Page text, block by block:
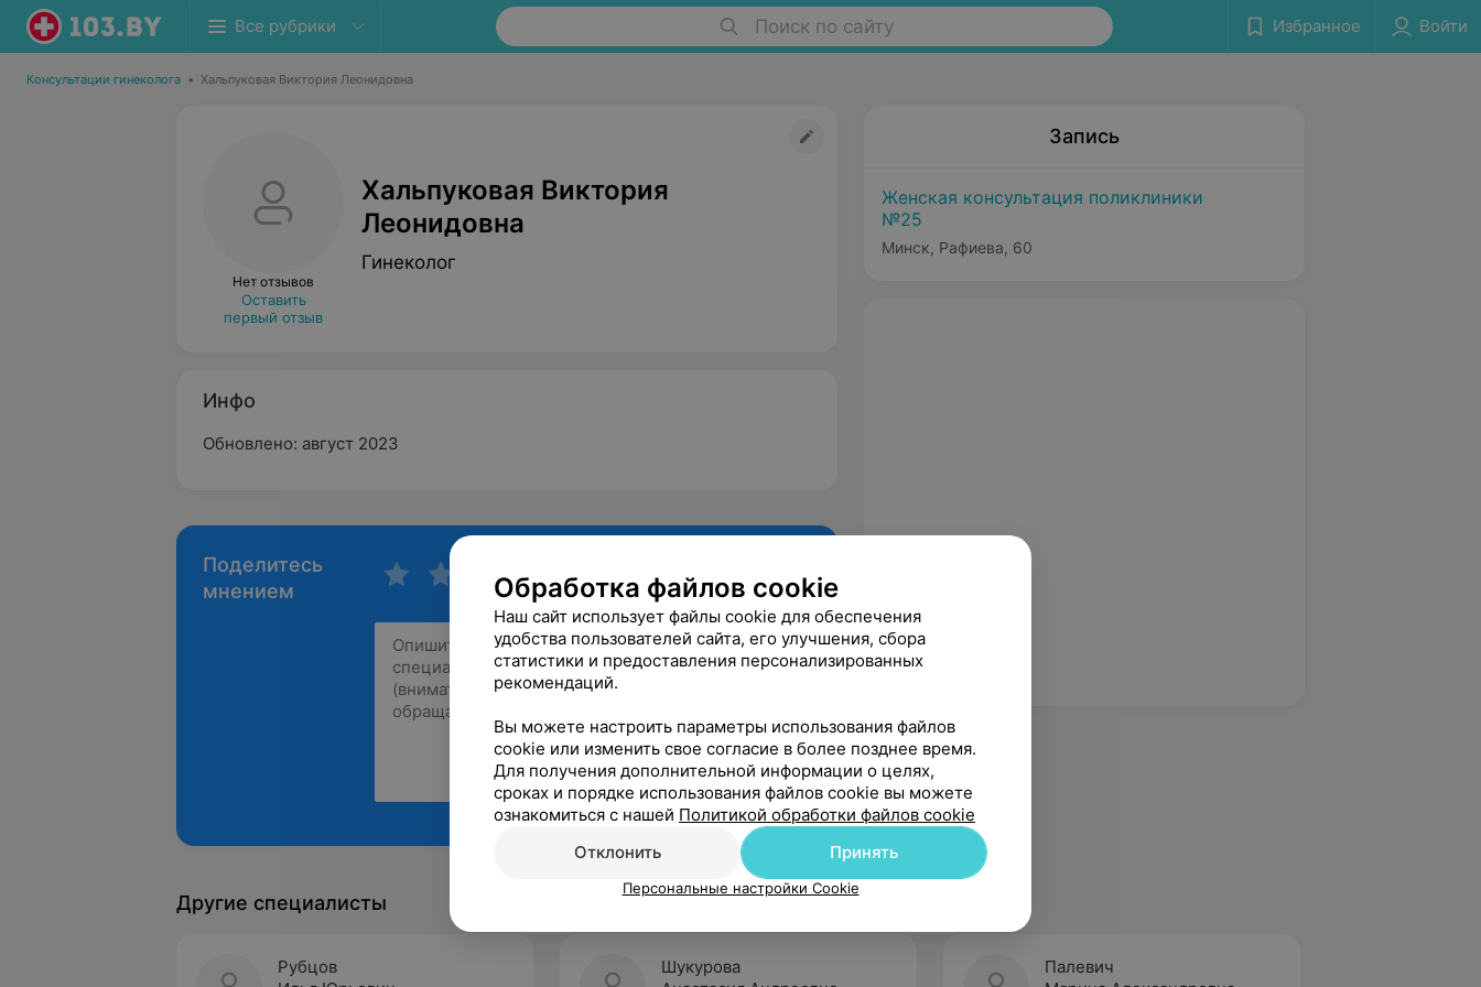
Все рубрики Поиск по сайту Избранное Войти
Консультации гинеколога • Хальпуковая Виктория Леонидовна
Нет отзывов
Оставить
первый отзыв
Хальпуковая Виктория
Леонидовна
Гинеколог
Инфо
Обновлено: август 2023
Поделитесь
мнением
Рекомендую
Запись
Женская консультация поликлиники
№25
Минск, Рафиева, 60
Другие специалисты
Рубцов
Шукурова
Палевич
Обработка файлов cookie
Наш сайт использует файлы cookie для обеспечения
удобства пользователей сайта, его улучшения, сбора
статистики и предоставления персонализированных
рекомендаций.
Вы можете настроить параметры использования файлов
cookie или изменить свое согласие в более позднее время.
Для получения дополнительной информации о целях,
сроках и порядке использования файлов cookie вы можете
ознакомиться с нашей Политикой обработки файлов cookie
Отклонить
Принять
Персональные настройки Cookie